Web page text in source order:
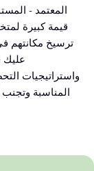
قيمة كبيرة
ترسيخ مكانتهم
عليك
واستراتيجيات
المناسبة